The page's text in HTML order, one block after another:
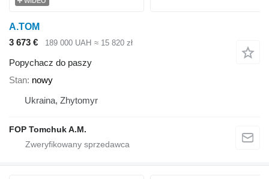
A.TOM
3 673 €
189 000 UAH ≈ 15 820 zł
Popychacz do paszy
Stan nowy
Ukraina, Zhytomyr
FOP Tomchuk A.M.